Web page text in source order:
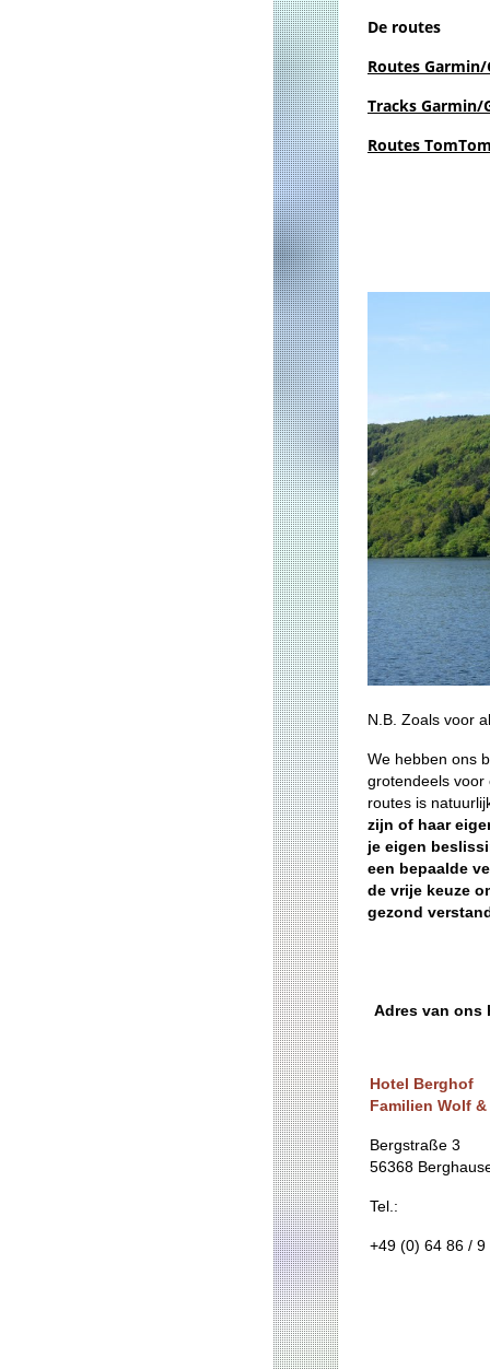
De routes
Routes
Tracks Garmin/
Routes
N.B. Zoals voor
We hebben ons
grotendeels voor
routes is
zijn of haar
je eigen
een bepaalde
de vrije keuze
gezond
Adres van ons
Hotel Berghof
Familien Wolf
Bergstraße 3
56368
Tel.:
+49 (0) 64 86 / 9